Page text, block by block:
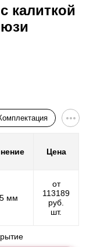
калиткой
Цена
мм
от
113189
руб.
шт.